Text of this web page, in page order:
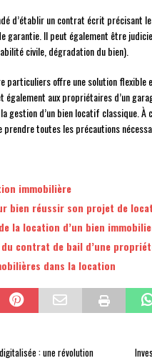
d’établir un contrat écrit précisant
garantie. Il peut également être
civile, dégradation du bien).
particuliers offre une solution flexible
également aux propriétaires d’un
gestion d’un bien locatif classique.
toutes les précautions
immobilière
bien réussir son projet de
la location d’un bien
contrat de bail d’une
dans la location
: une révolution